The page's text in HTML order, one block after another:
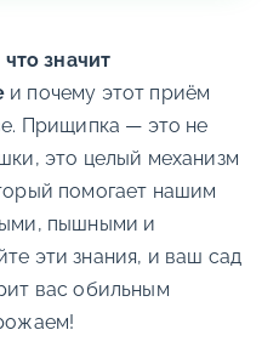
что значит
и почему этот приём
Прищипка — это не
это целый механизм
помогает нашим
пышными и
эти знания, и ваш сад
вас обильным